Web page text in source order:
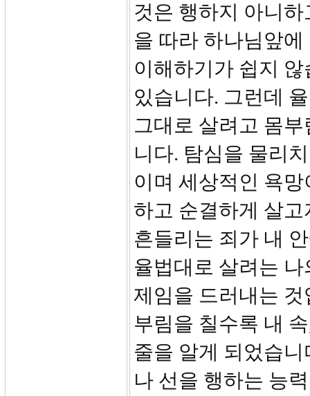
것은 행하지 아니
을 따라 하나님앞
이해하기가 쉽지
있습니다. 그런데
그대로 살려고 몸
니다. 탐심을 물리
이며 세상적인 욕
하고 순결하게 살
흔들리는 죄가 내
율법대로 살려는
제임을 드러내는
부림을 칠수록 내
줄을 알게 되었습
나 선을 행하는 능